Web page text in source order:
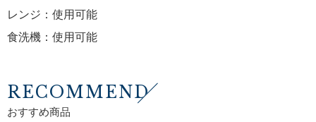
レンジ：使用可能
食洗機：使用可能
RECOMMEND
おすすめ商品